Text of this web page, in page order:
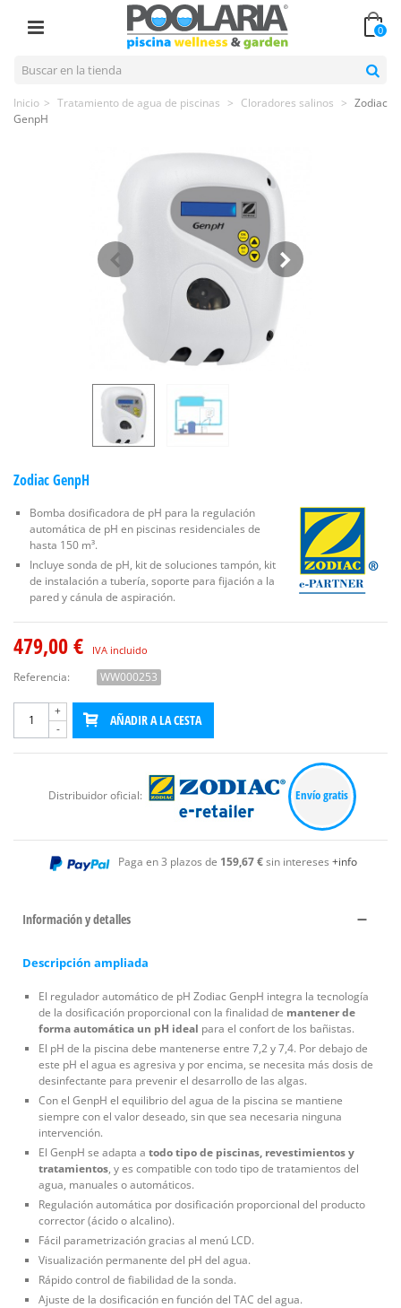
0
Inicio > Tratamiento de agua de piscinas > Cloradores salinos > Zodiac
GenpH
Zodiac GenpH
Bomba dosificadora de pH para la regulación
automática de pH en piscinas residenciales de
hasta 150 m³.
Incluye sonda de pH, kit de soluciones tampón, kit
de instalación a tubería, soporte para fijación a la
pared y cánula de aspiración.
479,00 € IVA incluido
Referencia: WW000253
-
+
AÑADIR A LA CESTA
Distribuidor oficial: Envío gratis
Paga en 3 plazos de 159,67 €sin intereses +info
Información y detalles
Descripción ampliada
El regulador automático de pH Zodiac GenpH integra la tecnología
de la dosificación proporcional con la finalidad de mantener de
forma automática un pH ideal para el confort de los bañistas.
El pH de la piscina debe mantenerse entre 7,2 y 7,4. Por debajo de
este pH el agua es agresiva y por encima, se necesita más dosis de
desinfectante para prevenir el desarrollo de las algas.
Con el GenpH el equilibrio del agua de la piscina se mantiene
siempre con el valor deseado, sin que sea necesaria ninguna
intervención.
El GenpH se adapta a todo tipo de piscinas, revestimientos y
tratamientos, y es compatible con todo tipo de tratamientos del
agua, manuales o automáticos.
Regulación automática por dosificación proporcional del producto
corrector (ácido o alcalino).
Fácil parametrización gracias al menú LCD.
Visualización permanente del pH del agua.
Rápido control de fiabilidad de la sonda.
Ajuste de la dosificación en función del TAC del agua.